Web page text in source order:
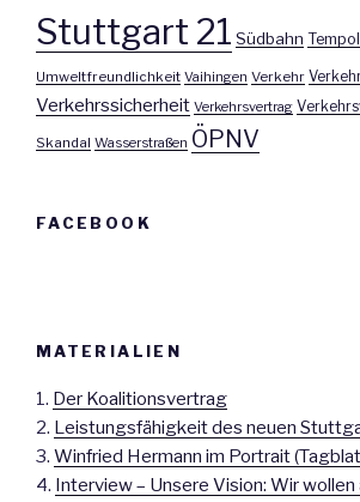
Stuttgart 21 Südbahn
Umweltfreundlichkeit Vaihingen Verkehr
Verkehrssicherheit Verkehrsvertrag
Skandal Wasserstraßen ÖPNV
FACEBOOK
MATERIALIEN
1. Der Koalitionsvertrag
2. Leistungsfähigkeit des neuen
3. Winfried Hermann im Portrait
4. Interview – Unsere Vision: Wir wollen